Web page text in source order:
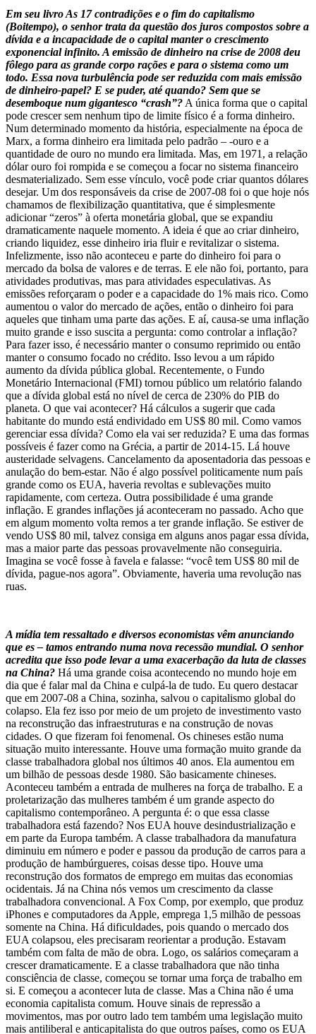
Em seu livro As 17 contradições e o fim do capitalismo
(Boitempo), o senhor trata da questão dos juros compostos sobre a
dívida e a incapacidade de o capital manter o crescimento
exponencial infinito. A emissão de dinheiro na crise de 2008 deu
fôlego para as grande corpo rações e para o sistema como um
todo. Essa nova turbulência pode ser reduzida com mais emissão
de dinheiro-papel? E se puder, até quando? Sem que se
desemboque num gigantesco “crash”? A única forma que o capital
pode crescer sem nenhum tipo de limite físico é a forma dinheiro.
Num determinado momento da história, especialmente na época de
Marx, a forma dinheiro era limitada pelo padrão – -ouro e a
quantidade de ouro no mundo era limitada. Mas, em 1971, a relação
dólar ouro foi rompida e se começou a focar no sistema financeiro
desmaterializado. Sem esse vínculo, você pode criar quantos dólares
desejar. Um dos responsáveis da crise de 2007-08 foi o que hoje nós
chamamos de flexibilização quantitativa, que é simplesmente
adicionar “zeros” à oferta monetária global, que se expandiu
dramaticamente naquele momento. A ideia é que ao criar dinheiro,
criando liquidez, esse dinheiro iria fluir e revitalizar o sistema.
Infelizmente, isso não aconteceu e parte do dinheiro foi para o
mercado da bolsa de valores e de terras. E ele não foi, portanto, para
atividades produtivas, mas para atividades especulativas. As
emissões reforçaram o poder e a capacidade do 1% mais rico. Como
aumentou o valor do mercado de ações, então o dinheiro foi para
aqueles que tinham uma parte das ações. E aí, causa-se uma inflação
muito grande e isso suscita a pergunta: como controlar a inflação?
Para fazer isso, é necessário manter o consumo reprimido ou então
manter o consumo focado no crédito. Isso levou a um rápido
aumento da dívida pública global. Recentemente, o Fundo
Monetário Internacional (FMI) tornou público um relatório falando
que a dívida global está no nível de cerca de 230% do PIB do
planeta. O que vai acontecer? Há cálculos a sugerir que cada
habitante do mundo está endividado em US$ 80 mil. Como vamos
gerenciar essa dívida? Como ela vai ser reduzida? E uma das formas
possíveis é fazer como na Grécia, a partir de 2014-15. Lá houve
austeridade selvagens. Cancelamento da aposentadoria das pessoas e
anulação do bem-estar. Não é algo possível politicamente num país
grande como os EUA, haveria revoltas e sublevações muito
rapidamente, com certeza. Outra possibilidade é uma grande
inflação. E grandes inflações já aconteceram no passado. Acho que
em algum momento volta remos a ter grande inflação. Se estiver de
vendo US$ 80 mil, talvez consiga em alguns anos pagar essa dívida,
mas a maior parte das pessoas provavelmente não conseguiria.
Imagina se você fosse à favela e falasse: “você tem US$ 80 mil de
dívida, pague-nos agora”. Obviamente, haveria uma revolução nas
ruas.
A mídia tem ressaltado e diversos economistas vêm anunciando
que es – tamos entrando numa nova recessão mundial. O senhor
acredita que isso pode levar a uma exacerbação da luta de classes
na China? Há uma grande coisa acontecendo no mundo hoje em
dia que é falar mal da China e culpá-la de tudo. Eu quero destacar
que em 2007-08 a China, sozinha, salvou o capitalismo global do
colapso. Ela fez isso por meio de um projeto de investimento vasto
na reconstrução das infraestruturas e na construção de novas
cidades. O que fizeram foi fenomenal. Os chineses estão numa
situação muito interessante. Houve uma formação muito grande da
classe trabalhadora global nos últimos 40 anos. Ela aumentou em
um bilhão de pessoas desde 1980. São basicamente chineses.
Aconteceu também a entrada de mulheres na força de trabalho. E a
proletarização das mulheres também é um grande aspecto do
capitalismo contemporâneo. A pergunta é: o que essa classe
trabalhadora está fazendo? Nos EUA houve desindustrialização e
em parte da Europa também. A classe trabalhadora da manufatura
diminuiu em número e poder e passou da produção de carros para a
produção de hambúrgueres, coisas desse tipo. Houve uma
reconstrução dos formatos de emprego em muitas das economias
ocidentais. Já na China nós vemos um crescimento da classe
trabalhadora convencional. A Fox Comp, por exemplo, que produz
iPhones e computadores da Apple, emprega 1,5 milhão de pessoas
somente na China. Há dificuldades, pois quando o mercado dos
EUA colapsou, eles precisaram reorientar a produção. Estavam
também com falta de mão de obra. Logo, os salários começaram a
crescer dramaticamente. E a classe trabalhadora que não tinha
consciência de classe, começou se tornar uma força de trabalho em
si. E começou a acontecer luta de classe. Mas a China não é uma
economia capitalista comum. Houve sinais de repressão a
movimentos, mas por outro lado tem também uma legislação muito
mais antiliberal e anticapitalista do que outros países, como os EUA